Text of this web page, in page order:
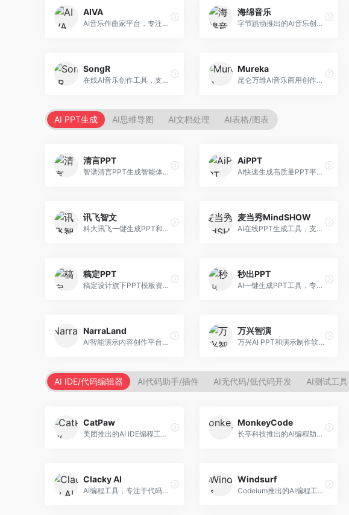
AIVA
AI音乐作曲家平台，专注于古典和影视配乐创作。面向影视制作人和游戏开发者，提供原创音乐生成、配乐定制等服务，音乐风格专业，适合影视游戏配乐。
海绵音乐
字节跳动推出的AI音乐创作平台，支持多风格音乐生成。面向内容创作者和音乐爱好者，提供歌词创作、旋律生成、编曲制作等服务，创作效率高，适合短视频配乐。
SongR
在线AI音乐创作工具，支持歌词与旋律一体化生成。面向内容创作者和音乐爱好者，提供歌词创作、旋律生成、音乐制作等服务，操作简便，创作速度快。
Mureka
昆仑万维AI音乐商用创作平台，专注于商业音乐授权。面向企业和商业用户，提供版权音乐生成、商用授权等服务，音乐版权清晰，商业应用安全。
AI PPT生成 AI思维导图 AI文档处理 AI表格/图表
清言PPT
智谱清言PPT生成智能体，基于GLM大模型。面向智谱用户，支持对话生成PPT、内容优化等服务，与智谱生态深度整合。
AiPPT
AI快速生成高质量PPT平台，支持主题定制。面向职场人士和学生，提供一键生成、模板选择、内容优化等服务，PPT制作速度快，设计质量高。
讯飞智文
科大讯飞一键生成PPT和Word工具，整合语音技术。面向职场人士，支持语音输入、文档生成、格式调整等功能，办公效率显著提升。
麦当秀MindSHOW
AI在线PPT生成工具，支持思维导图转PPT。面向职场人士，提供思维导图导入、PPT生成、模板选择等服务，思维导图转PPT效率高。
稿定PPT
稿定设计旗下PPT模板资源库，整合AI生成功能。面向设计师和职场人士，提供海量PPT模板、AI内容生成等服务，模板质量高。
秒出PPT
AI一键生成PPT工具，专注于快速演示文稿制作。面向职场人士，支持主题输入、内容生成、模板套用等功能，PPT生成速度快，适合紧急制作场景。
NarraLand
AI智能演示内容创作平台，专注于叙事演示。面向内容创作者，提供故事创作、演示生成、动画设计等服务，演示内容生动有趣。
万兴智演
万兴AI PPT和演示制作软件，整合视频演示功能。面向职场人士和教育工作者，提供PPT生成、演示录制、视频制作等服务，演示功能完善。
AI IDE/代码编辑器 AI代码助手/插件 AI无代码/低代码开发 AI测试工具
CatPaw
美团推出的AI IDE编程工具，专注于本地开发生态。面向开发者，提供智能代码补全、代码生成、项目管理等服务，本地开发体验好。
MonkeyCode
长亭科技推出的AI编程助手，专注于安全开发。面向开发者，提供代码生成、安全检测、漏洞修复等服务，安全开发能力强。
Clacky AI
AI编程工具，专注于代码智能生成与优化。面向开发者，提供代码生成、代码重构、错误修复等服务，编程效率高。
Windsurf
Codeium推出的AI编程工具，专注于代码智能辅助。面向开发者，提供代码补全、代码生成、代码解释等服务，多语言支持完善。